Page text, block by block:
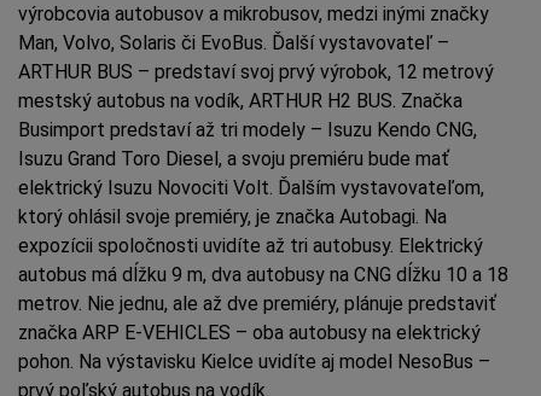
výrobcovia autobusov a mikrobusov, medzi inými značky
Man, Volvo, Solaris či EvoBus. Ďalší vystavovateľ –
ARTHUR BUS – predstaví svoj prvý výrobok, 12 metrový
mestský autobus na vodík, ARTHUR H2 BUS. Značka
Busimport predstaví až tri modely – Isuzu Kendo CNG,
Isuzu Grand Toro Diesel, a svoju premiéru bude mať
elektrický Isuzu Novociti Volt. Ďalším vystavovateľom,
ktorý ohlásil svoje premiéry, je značka Autobagi. Na
expozícii spoločnosti uvidíte až tri autobusy. Elektrický
autobus má dĺžku 9 m, dva autobusy na CNG dĺžku 10 a 18
metrov. Nie jednu, ale až dve premiéry, plánuje predstaviť
značka ARP E-VEHICLES – oba autobusy na elektrický
pohon. Na výstavisku Kielce uvidíte aj model NesoBus –
prvý poľský autobus na vodík.